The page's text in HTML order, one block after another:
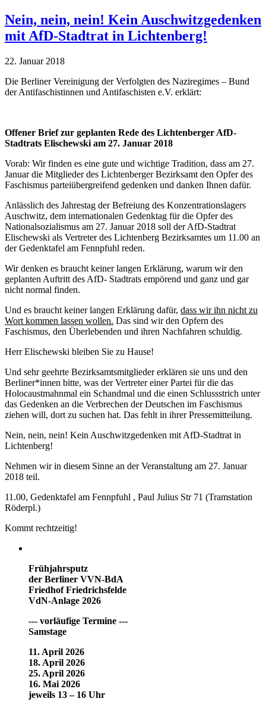
Nein, nein, nein! Kein Auschwitzgedenken
mit AfD-Stadtrat in Lichtenberg!
22. Januar 2018
Die Berliner Vereinigung der Verfolgten des Naziregimes – Bund
der Antifaschistinnen und Antifaschisten e.V. erklärt:
Offener Brief zur geplanten Rede des Lichtenberger AfD-
Stadtrats Elischewski am 27. Januar 2018
Vorab: Wir finden es eine gute und wichtige Tradition, dass am 27.
Januar die Mitglieder des Lichtenberger Bezirksamt den Opfer des
Faschismus parteiübergreifend gedenken und danken Ihnen dafür.
Anlässlich des Jahrestag der Befreiung des Konzentrationslagers
Auschwitz, dem internationalen Gedenktag für die Opfer des
Nationalsozialismus am 27. Januar 2018 soll der AfD-Stadtrat
Elischewski als Vertreter des Lichtenberg Bezirksamtes um 11.00 an
der Gedenktafel am Fennpfuhl reden.
Wir denken es braucht keiner langen Erklärung, warum wir den
geplanten Auftritt des AfD- Stadtrats empörend und ganz und gar
nicht normal finden.
Und es braucht keiner langen Erklärung dafür, dass wir ihn nicht zu
Wort kommen lassen wollen. Das sind wir den Opfern des
Faschismus, den Überlebenden und ihren Nachfahren schuldig.
Herr Elischewski bleiben Sie zu Hause!
Und sehr geehrte Bezirksamtsmitglieder erklären sie uns und den
Berliner*innen bitte, was der Vertreter einer Partei für die das
Holocaustmahnmal ein Schandmal und die einen Schlussstrich unter
das Gedenken an die Verbrechen der Deutschen im Faschismus
ziehen will, dort zu suchen hat. Das fehlt in ihrer Pressemitteilung.
Nein, nein, nein! Kein Auschwitzgedenken mit AfD-Stadtrat in
Lichtenberg!
Nehmen wir in diesem Sinne an der Veranstaltung am 27. Januar
2018 teil.
11.00, Gedenktafel am Fennpfuhl , Paul Julius Str 71 (Tramstation
Röderpl.)
Kommt rechtzeitig!
Frühjahrsputz
der Berliner VVN-BdA
Friedhof Friedrichsfelde
VdN-Anlage 2026
--- vorläufige Termine ---
Samstage
11. April 2026
18. April 2026
25. April 2026
16. Mai 2026
jeweils 13 – 16 Uhr